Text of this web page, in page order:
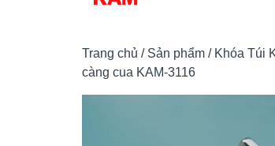
Trang chủ / Sản phẩm / Khóa Túi
càng cua KAM-3116